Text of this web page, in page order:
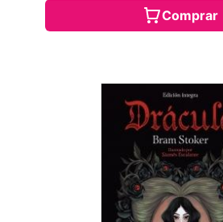
Comprar